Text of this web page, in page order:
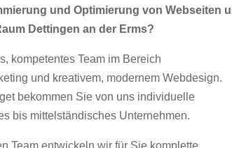
und Optimierung von Webseiten
Dettingen an der Erms?
kompetentes Team im Bereich
und kreativem, modernem Webdesign.
bekommen Sie von uns individuelle
bis mittelständisches Unternehmen.